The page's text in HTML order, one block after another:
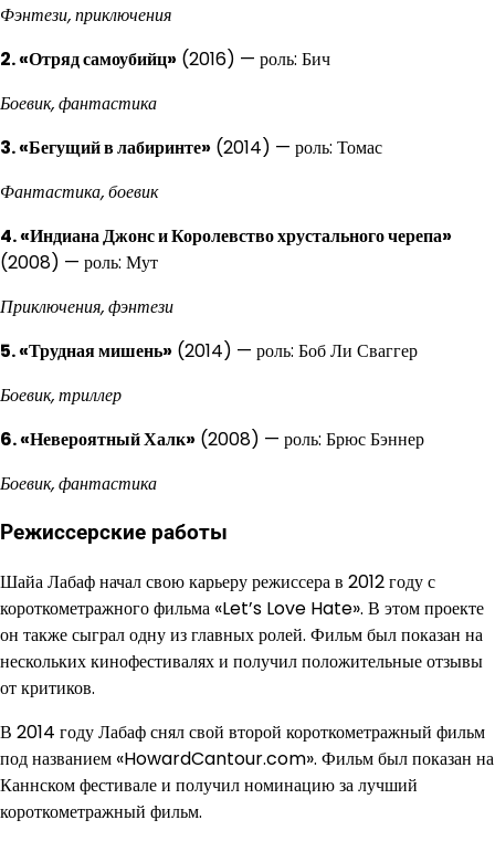
Фэнтези, приключения
2. «Отряд самоубийц» (2016) — роль: Бич
Боевик, фантастика
3. «Бегущий в лабиринте» (2014) — роль: Томас
Фантастика, боевик
4. «Индиана Джонс и Королевство хрустального черепа»
(2008) — роль: Мут
Приключения, фэнтези
5. «Трудная мишень» (2014) — роль: Боб Ли Сваггер
Боевик, триллер
6. «Невероятный Халк» (2008) — роль: Брюс Бэннер
Боевик, фантастика
Режиссерские работы
Шайа Лабаф начал свою карьеру режиссера в 2012 году с
короткометражного фильма «Let’s Love Hate». В этом проекте
он также сыграл одну из главных ролей. Фильм был показан на
нескольких кинофестивалях и получил положительные отзывы
от критиков.
В 2014 году Лабаф снял свой второй короткометражный фильм
под названием «HowardCantour.com». Фильм был показан на
Каннском фестивале и получил номинацию за лучший
короткометражный фильм.